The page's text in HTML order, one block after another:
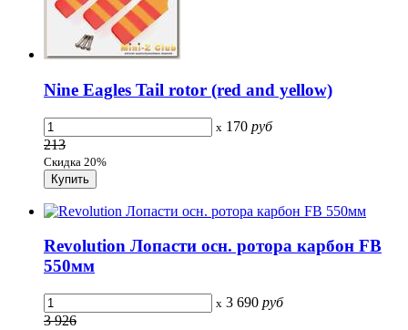
Nine Eagles Tail rotor (red and yellow)
x 170 руб
213
Скидка 20%
Revolution Лопасти осн. ротора карбон FB
550мм
x 3 690 руб
3 926